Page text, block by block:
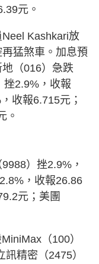
元。
Neel Kashkari放
猛煞車。加息預
（016）急跌
挫2.9%，收報
收報6.715元；
。
）挫2.9%，
，收報26.86
元；美團
（100）
精密（2475）